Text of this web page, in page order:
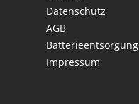
Datenschutz
AGB
Batterieentsorgung
Impressum